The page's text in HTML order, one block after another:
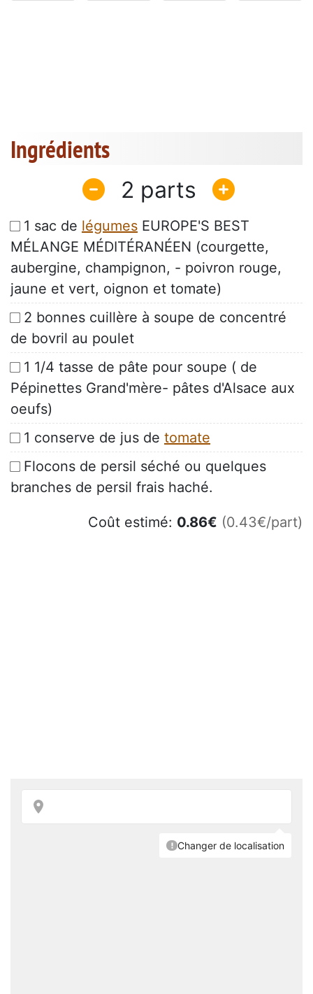
Ingrédients
2
1 sac de légumes EUROPE'S BEST
MÉLANGE MÉDITÉRANÉEN (courgette,
aubergine, champignon, - poivron rouge,
jaune et vert, oignon et tomate)
2 bonnes cuillère à soupe de concentré
de bovril au poulet
1 1/4 tasse de pâte pour soupe ( de
Pépinettes Grand'mère- pâtes d'Alsace aux
oeufs)
1 conserve de jus de tomate
Flocons de persil séché ou quelques
branches de persil frais haché.
Coût estimé: 0.86€ (0.43€/part)